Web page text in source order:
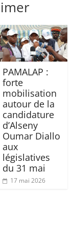
PAMALAP :
forte
mobilisation
autour de la
candidature
d’Alseny
Oumar Diallo
aux
législatives
du 31 mai
17 mai 2026